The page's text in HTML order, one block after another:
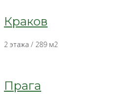
Краков
2 этажа / 289 м2
Прага